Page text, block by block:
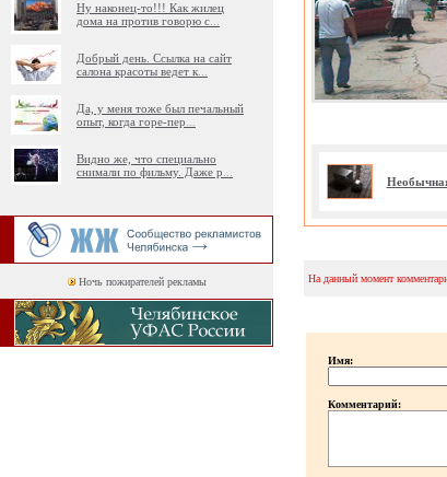
Ну наконец-то!!! Как жилец
дома на против говорю с
Добрый день. Ссылка на сайт
салона красоты ведет к
Да, у меня тоже был печальный
опыт, когда горе-пер
Видно же, что специально
снимали по фильму. Даже р
Ночь пожирателей рекламы На данный момент
Имя:
Комментарий: